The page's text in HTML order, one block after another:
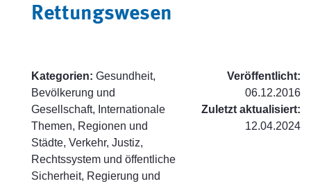
Rettungswesen
Kategorien: Gesundheit,
Bevölkerung und
Gesellschaft, Internationale
Themen, Regionen und
Städte, Verkehr, Justiz,
Rechtssystem und öffentliche
Sicherheit, Regierung und
Veröffentlicht:
06.12.2016
Zuletzt aktualisiert:
12.04.2024